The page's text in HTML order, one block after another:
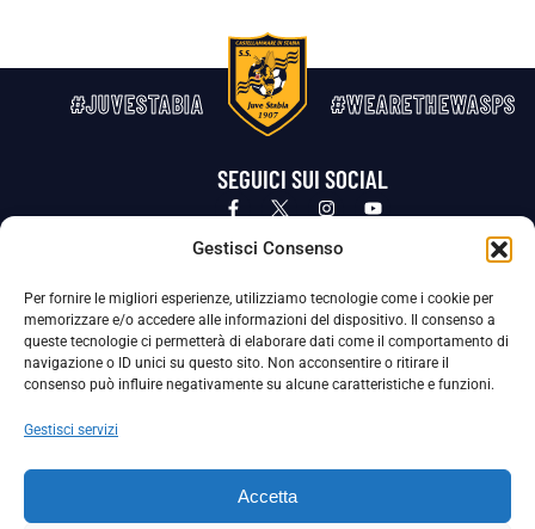
Gestisci Consenso
Per fornire le migliori esperienze, utilizziamo tecnologie come i cookie per
memorizzare e/o accedere alle informazioni del dispositivo. Il consenso a
queste tecnologie ci permetterà di elaborare dati come il comportamento di
navigazione o ID unici su questo sito. Non acconsentire o ritirare il
consenso può influire negativamente su alcune caratteristiche e funzioni.
Gestisci servizi
Accetta
#JUVESTABIA #WEARETHEWASPS
SEGUICI SUI SOCIAL
Privacy Policy Cookie Policy
La Società ha nominato il Responsabile della Protezione dei Dati Personali (DPO), figura specializzata che vigila sulle modalità
adottate dalla nostra Società per tutelare i Suoi dati personali.
Per contattare il DPO può scrivere a